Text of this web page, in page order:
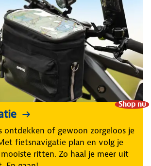
Shop nu
ontdekken of gewoon zorgeloos je
fietsnavigatie plan en volg je
ritten. Zo haal je meer uit